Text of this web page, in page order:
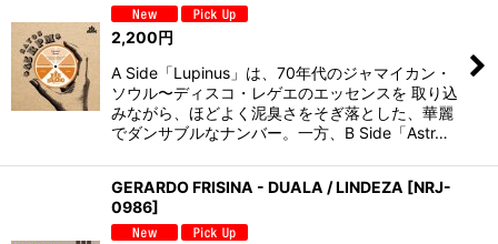
2,200円
A Side「Lupinus」は、70年代のジャマイカン・
ソウル〜ディスコ・レゲエのエッセンスを 取り込
みながら、ほどよく泥臭さをそぎ落とした、華麗
でダンサブルなナンバー。一方、B Side「Astr…
GERARDO FRISINA - DUALA / LINDEZA [NRJ-
0986]